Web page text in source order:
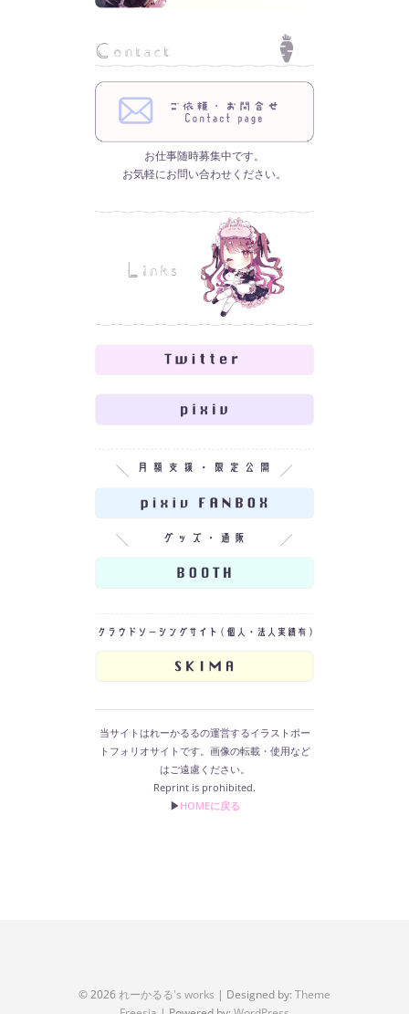
お仕事随時募集中です。
お気軽にお問い合わせください。
当サイトはれーかるるの運営するイラストポー
トフォリオサイトです。画像の転載・使用など
はご遠慮ください。
Reprint is prohibited.
▶︎HOMEに戻る
© 2026れーかるる's works | Designed by: Theme